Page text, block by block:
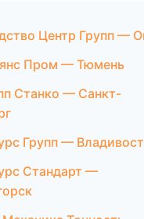
Центр Групп —
Пром — Тюмень
Станко — Санкт-
Групп —
Стандарт —